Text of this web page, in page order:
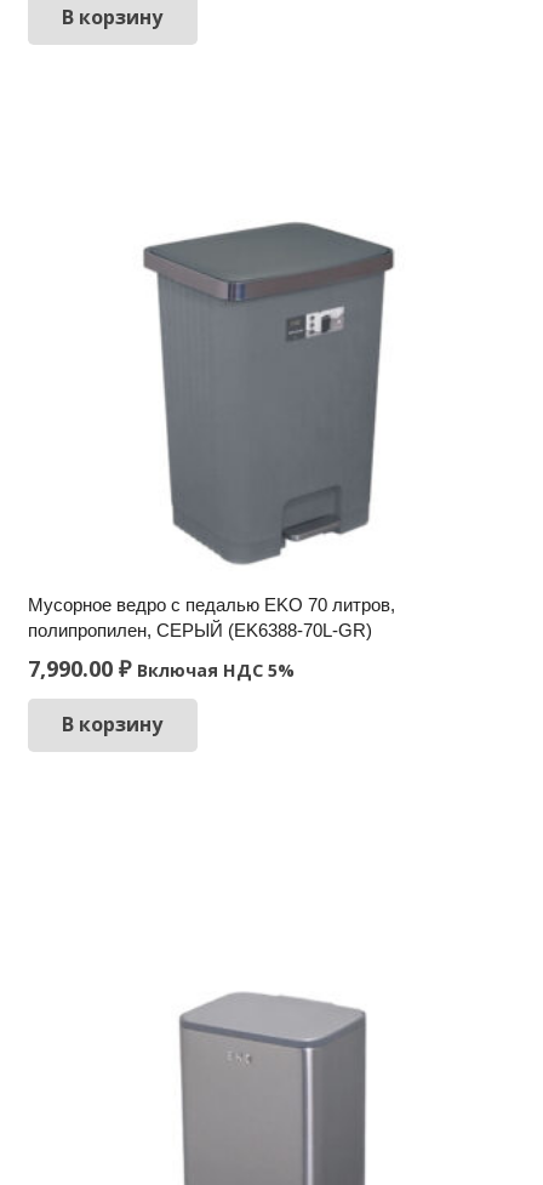
В корзину
Мусорное ведро c педалью EKO 70 литров,
полипропилен, СЕРЫЙ (EK6388-70L-GR)
7,990.00 ₽ Включая НДС 5%
В корзину